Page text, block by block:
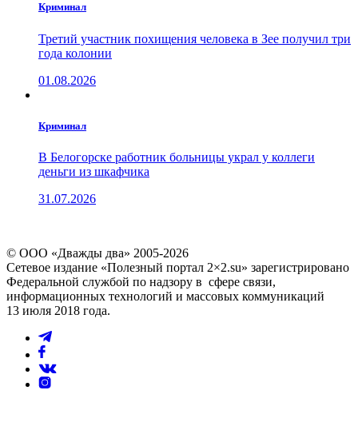
Криминал
Третий участник похищения человека в Зее получил три
года колонии
01.08.2026
Криминал
В Белогорске работник больницы украл у коллеги
деньги из шкафчика
31.07.2026
© ООО «Дважды два» 2005-2026
Сетевое издание «Полезный портал 2×2.su» зарегистрировано
Федеральной службой по надзору в сфере связи,
информационных технологий и массовых коммуникаций
13 июля 2018 года.